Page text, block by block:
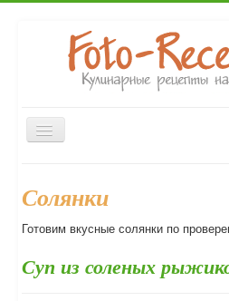
Включить/
выключить
Десерты
Форум
Солянки
Готовим вкусные солянки по
Суп из соленых